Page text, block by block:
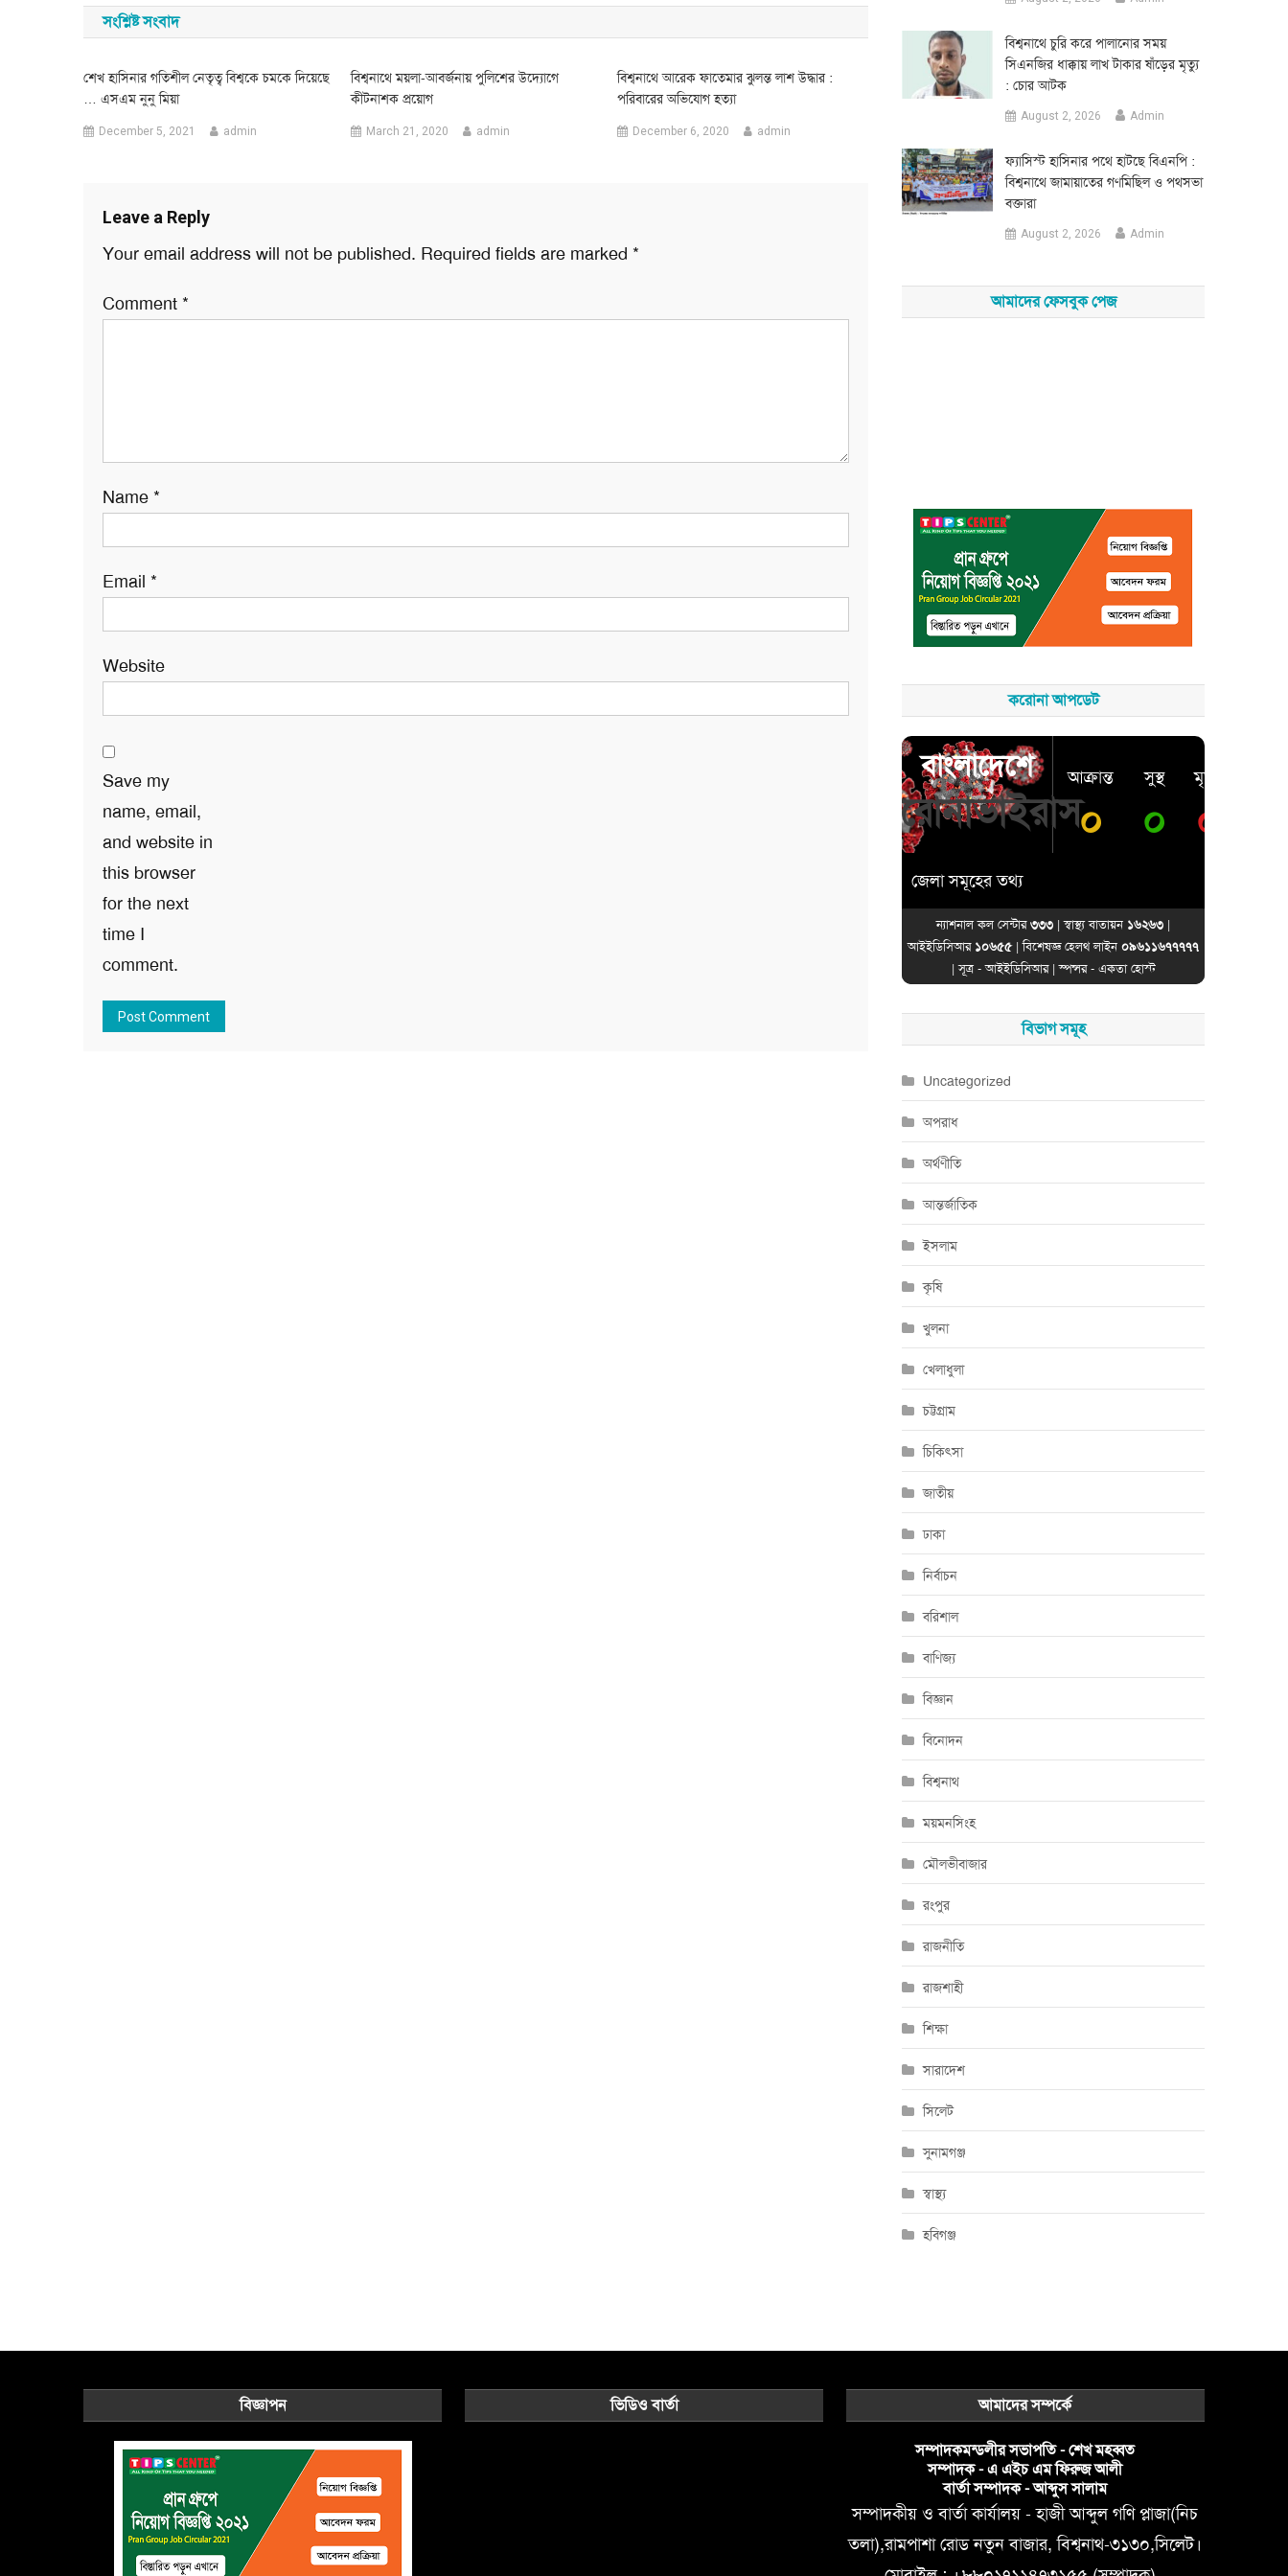
সংশ্লিষ্ট সংবাদ
শেখ হাসিনার গতিশীল নেতৃত্ব বিশ্বকে চমকে দিয়েছে
… এসএম নুনু মিয়া
December 5, 2021 admin
বিশ্বনাথে ময়লা-আবর্জনায় পুলিশের উদ্যোগে
কীটনাশক প্রয়োগ
March 21, 2020 admin
বিশ্বনাথে আরেক ফাতেমার ঝুলন্ত লাশ উদ্ধার :
পরিবারের অভিযোগ হত্যা
December 6, 2020 admin
Leave a Reply
Your email address will not be published. Required fields are marked *
Comment *
Name *
Email *
Website
Save my
name, email,
and website in
this browser
for the next
time I
comment.
‎বিশ্বনাথে চুরি করে পালানোর সময়
সিএনজির ধাক্কায় লাখ টাকার ষাঁড়ের মৃত্যু
: চোর আটক
August 2, 2026 Admin
‎ফ্যাসিস্ট হাসিনার পথে হাটছে বিএনপি :
বিশ্বনাথে জামায়াতের গণমিছিল ও পথসভা
বক্তারা
August 2, 2026 Admin
আমাদের ফেসবুক পেজ
করোনা আপডেট
বাংলাদেশে
করোনাভাইরাস
আক্রান্ত
০
সুস্থ
০
মৃত্যু
০
জেলা সমূহের তথ্য
ন্যাশনাল কল সেন্টার৩৩৩ | স্বাস্থ্য বাতায়ন ১৬২৬৩ |
আইইডিসিআর ১০৬৫৫| বিশেষজ্ঞ হেলথ লাইন০৯৬১১৬৭৭৭৭৭
| সূত্র -আইইডিসিআর| স্পন্সর - একতা হোস্ট
বিভাগ সমূহ
Uncategorized
অপরাধ
অর্থণীতি
আন্তর্জাতিক
ইসলাম
কৃষি
খুলনা
খেলাধুলা
চট্টগ্রাম
চিকিৎসা
জাতীয়
ঢাকা
নির্বাচন
বরিশাল
বাণিজ্য
বিজ্ঞান
বিনোদন
বিশ্বনাথ
ময়মনসিংহ
মৌলভীবাজার
রংপুর
রাজনীতি
রাজশাহী
শিক্ষা
সারাদেশ
সিলেট
সুনামগঞ্জ
স্বাস্থ্য
হবিগঞ্জ
বিজ্ঞাপন ভিডিও বার্তা আমাদের সম্পর্কে
সম্পাদকমন্ডলীর সভাপতি - শেখ মহব্বত
সম্পাদক - এ এইচ এম ফিরুজ আলী
বার্তা সম্পাদক - আব্দুস সালাম
সম্পাদকীয় ও বার্তা কার্যালয় - হাজী আব্দুল গণি প্লাজা(নিচ
তলা),রামপাশা রোড নতুন বাজার, বিশ্বনাথ-৩১৩০,সিলেট।